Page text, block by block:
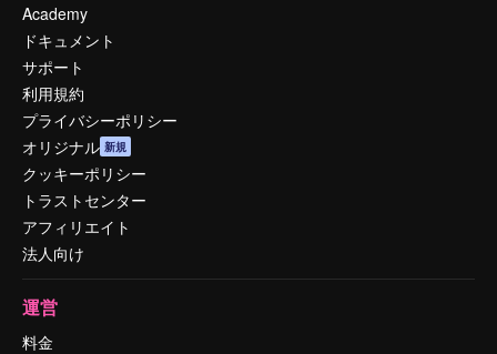
Academy
ドキュメント
サポート
利用規約
プライバシーポリシー
オリジナル 新規
クッキーポリシー
トラストセンター
アフィリエイト
法人向け
運営
料金